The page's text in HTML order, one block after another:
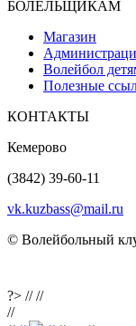
БОЛЕЛЬЩИКАМ
Магазин
Волейбол
Полезные
КОНТАКТЫ
Кемерово
(3842) 39-60-11
vk.kuzbass@mail.ru
© Волейбольный
?> ////
//